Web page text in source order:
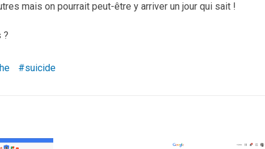
mais on pourrait peut-être y arriver un jour qui sait !
?
suicide